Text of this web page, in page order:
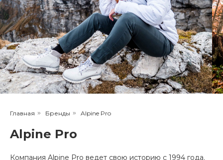
Главная » Бренды » Alpine Pro
Alpine Pro
Компания Alpine Pro ведет свою историю с 1994 года.